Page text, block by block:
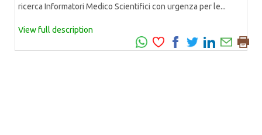
ricerca Informatori Medico Scientifici con urgenza per le...
View full description